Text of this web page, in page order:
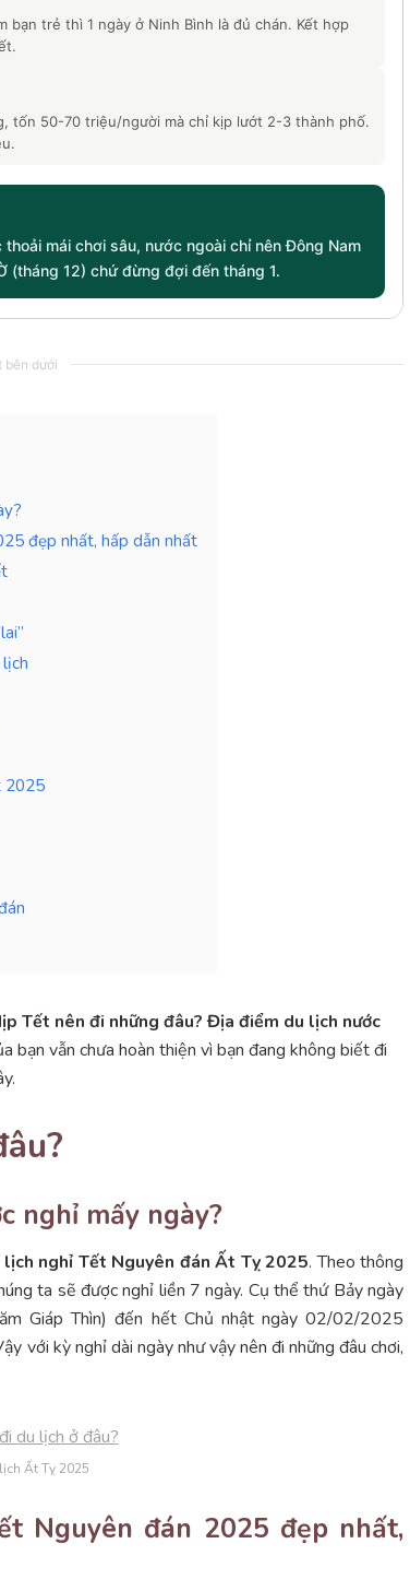
trẻ thì 1 ngày ở Ninh Bình là đủ chán. Kết hợp
tốn 50-70 triệu/người mà chỉ kịp lướt 2-3 thành phố.
mái chơi sâu, nước ngoài chỉ nên Đông Nam
(tháng 12) chứ đừng đợi đến tháng 1.
dưới
đẹp nhất, hấp dẫn nhất
2025
Tết nên đi những đâu? Địa điểm du lịch nước
bạn vẫn chưa hoàn thiện vì bạn đang không biết đi
nghỉ mấy ngày?
lịch nghỉ Tết Nguyên đán Ất Tỵ 2025. Theo thông
ta sẽ được nghỉ liền 7 ngày. Cụ thể thứ Bảy ngày
Giáp Thìn) đến hết Chủ nhật ngày 02/02/2025
với kỳ nghỉ dài ngày như vậy nên đi những đâu chơi,
Ất Tỵ 2025
Nguyên đán 2025 đẹp nhất,